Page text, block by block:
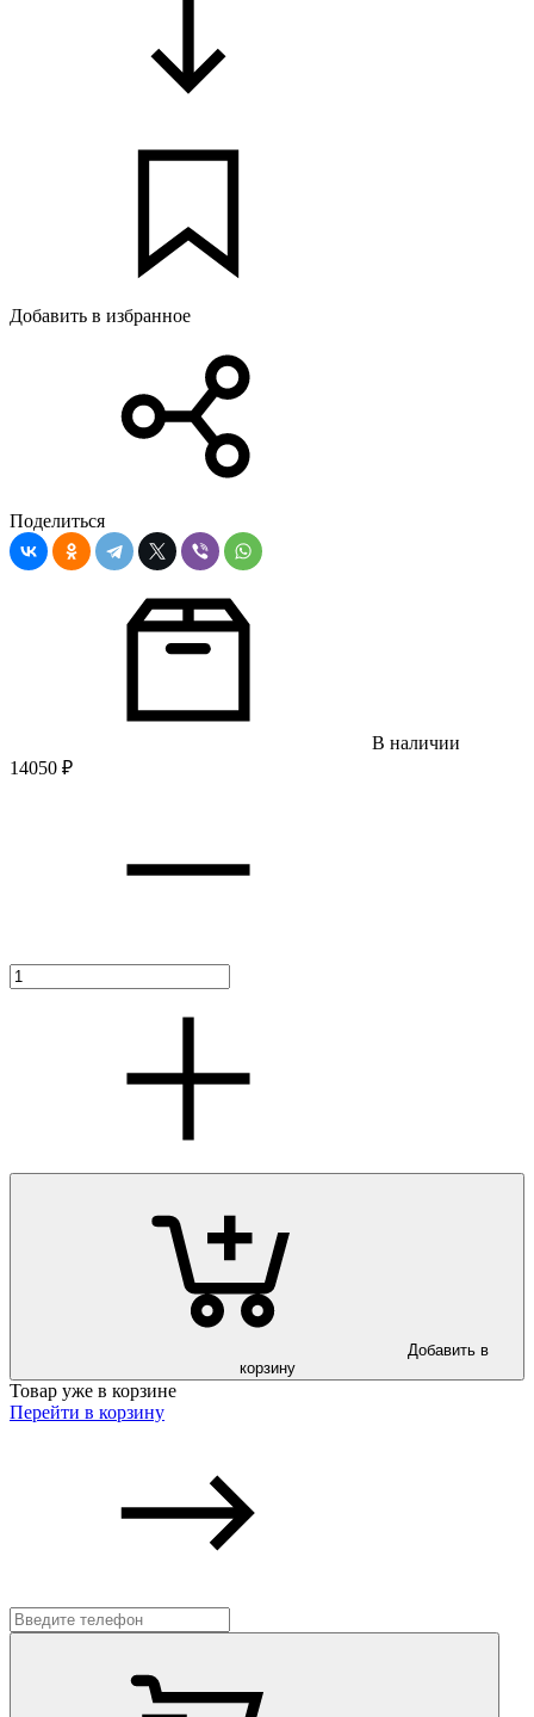
Добавить в избранное
Поделиться
В наличии
14050 ₽
корзину
Товар уже в корзине
Перейти в корзину